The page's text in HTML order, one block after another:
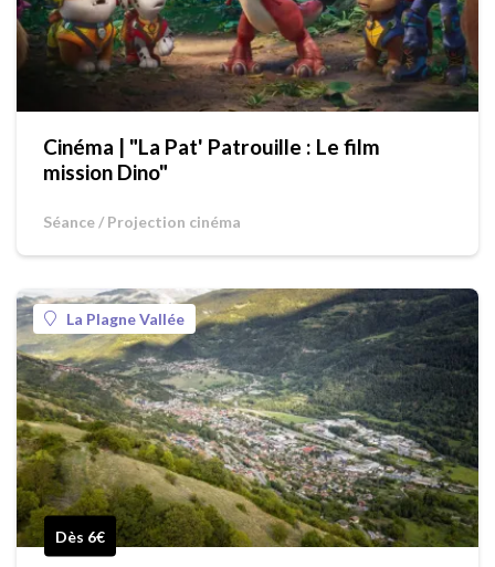
Cinéma | "La Pat' Patrouille : Le film
mission Dino"
Séance / Projection cinéma
La Plagne Vallée
Dès 6€